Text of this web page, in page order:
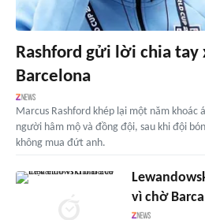
Rashford gửi lời chia tay
Barcelona
Marcus Rashford khép lại một năm khoác
người hâm mộ và đồng đội, sau khi đội
không mua đứt anh.
vì chờ Barca